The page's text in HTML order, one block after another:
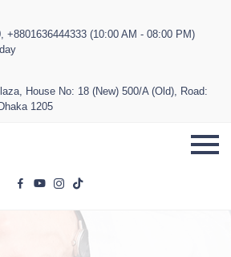
+8801636444333 (10:00 AM - 08:00 PM)
House No: 18 (New) 500/A (Old), Road:
1205